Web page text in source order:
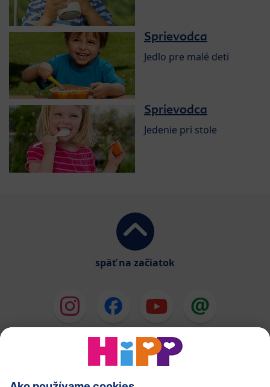
Sprievodca
Jedlo pre malé deti
Sprievodca
Jedenie pri stole
späť na začiatok
HiPP Mlieka
HiPP Príkrmy